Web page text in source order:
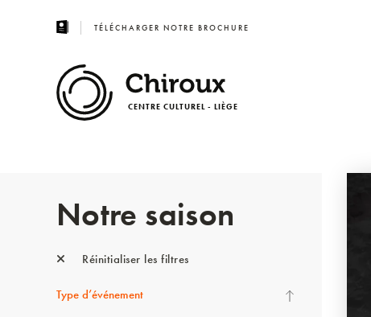
TÉLÉCHARGER NOTRE BROCHURE
CENTRE CULTUREL - LIÈGE
Notre saison
Réinitialiser les filtres
Type d’événement